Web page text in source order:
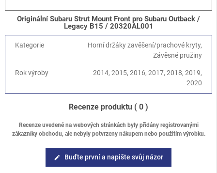
Originální Subaru Strut Mount Front pro Subaru Outback /
Legacy B15 / 20320AL001
Kategorie
Horní držáky zavěšení/prachové kryty,
Závěsné pružiny
Rok výroby
2014, 2015, 2016, 2017, 2018, 2019,
2020
Recenze produktu ( 0 )
Recenze uvedené na webových stránkách byly přidány registrovanými
zákazníky obchodu, ale nebyly potvrzeny nákupem nebo použitím výrobku.
edit Buďte první a napište svůj názor